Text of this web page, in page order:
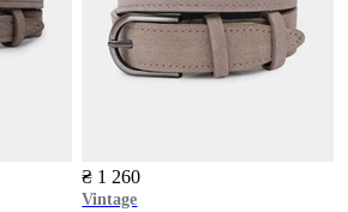
₴ 1 260
Vintage